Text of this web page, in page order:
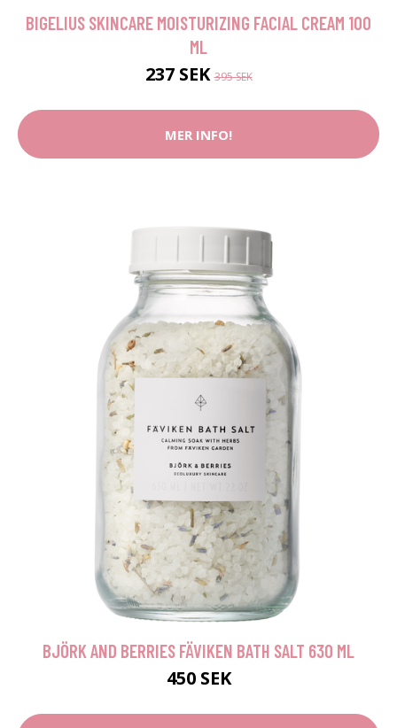
BIGELIUS SKINCARE MOISTURIZING FACIAL CREAM 100
ML
237 SEK395 SEK
MER INFO!
BJÖRK AND BERRIES FÄVIKEN BATH SALT 630 ML
450 SEK